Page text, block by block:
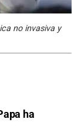
no invasiva y
ha